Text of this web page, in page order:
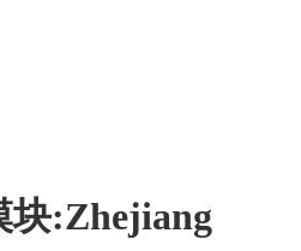
块:Zhejiang